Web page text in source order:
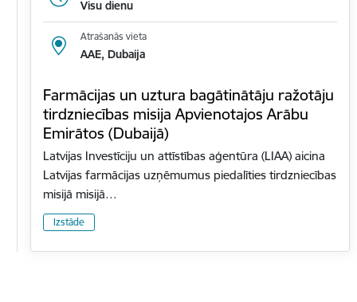
Visu dienu
Atrašanās vieta
AAE, Dubaija
Farmācijas un uztura bagātinātāju ražotāju
tirdzniecības misija Apvienotajos Arābu
Emirātos (Dubaijā)
Latvijas Investīciju un attīstības aģentūra (LIAA) aicina
Latvijas farmācijas uzņēmumus piedalīties tirdzniecības
misijā misijā…
Izstāde